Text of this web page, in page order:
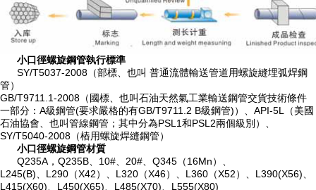
小口徑螺旋鋼管執行標準
SY/T5037-2008（部標、也叫 普通流體輸送管道用螺旋縫埋弧焊鋼
管）
GB/T9711.1-2008（國標、也叫石油天然氣工業輸送鋼管交貨技術條件
一部分：A級鋼管(要求嚴格的有GB/T9711.2 B級鋼管)）、API-5L（美國
石油協會、也叫管線鋼管；其中分為PSL1和PSL2兩個級別）、
SY/T5040-2008（樁用螺旋焊縫鋼管）
小口徑螺旋鋼管材質
Q235A，Q235B、10#、20#、Q345（16Mn）、
L245(B)、L290（X42）、L320（X46）、L360（X52）、L390(X56)、
L415(X60)、L450(X65)、L485(X70)、L555(X80)